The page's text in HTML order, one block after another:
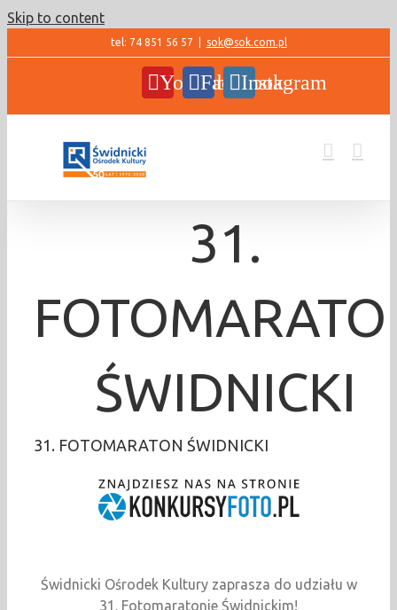
Skip to content
tel: 74 851 56 57 sok@sok.com.pl
YouTubeFacebookInstagram
31.
ŚWIDNICKI
31. FOTOMARATON ŚWIDNICKI
Świdnicki Ośrodek Kultury zaprasza do udziału w
31. Fotomaratonie Świdnickim!